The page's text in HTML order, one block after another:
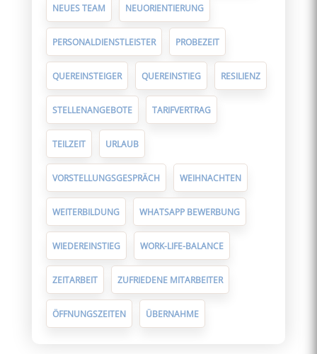
NEUES TEAM NEUORIENTIERUNG
PERSONALDIENSTLEISTER PROBEZEIT
QUEREINSTEIGER QUEREINSTIEG RESILIENZ
STELLENANGEBOTE TARIFVERTRAG
TEILZEIT URLAUB
VORSTELLUNGSGESPRÄCH WEIHNACHTEN
WEITERBILDUNG WHATSAPP BEWERBUNG
WIEDEREINSTIEG WORK-LIFE-BALANCE
ZEITARBEIT ZUFRIEDENE MITARBEITER
ÖFFNUNGSZEITEN ÜBERNAHME